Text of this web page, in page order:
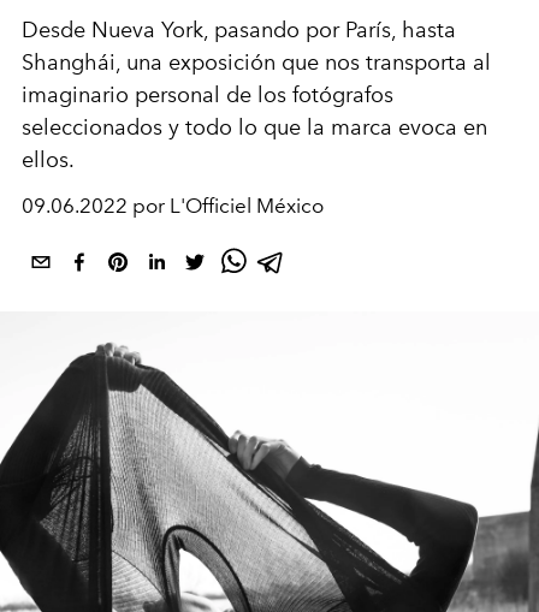
Desde Nueva York, pasando por París, hasta
Shanghái, una exposición que nos transporta al
imaginario personal de los fotógrafos
seleccionados y todo lo que la marca evoca en
ellos.
09.06.2022 por L'Officiel México